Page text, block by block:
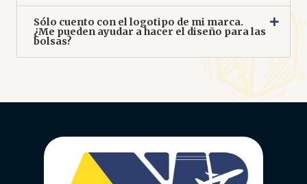
Sólo cuento con el logotipo de mi marca.
¿Me pueden ayudar a hacer el diseño para las
bolsas?